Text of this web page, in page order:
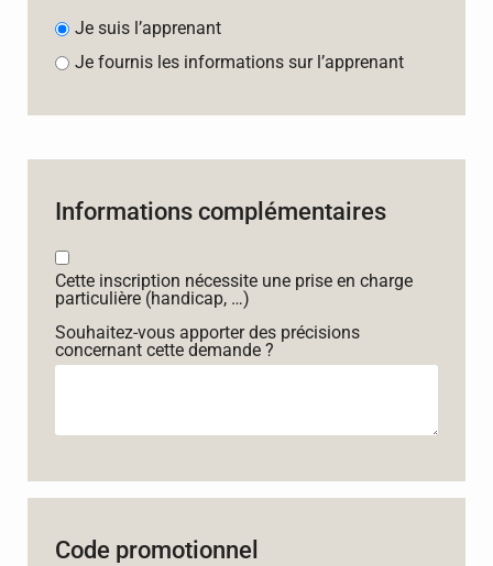
Je suis l’apprenant
Je fournis les informations sur l’apprenant
Informations complémentaires
Cette inscription nécessite une prise en charge
particulière (handicap, …)
Souhaitez-vous apporter des précisions
concernant cette demande ?
Code promotionnel